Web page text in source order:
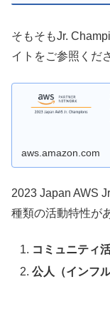
そもそもJr.
イトをご参照くだ
aws.amazon.com
2023 Japan AWS
種類の活動特性が
コミュニティ
公人（インフ